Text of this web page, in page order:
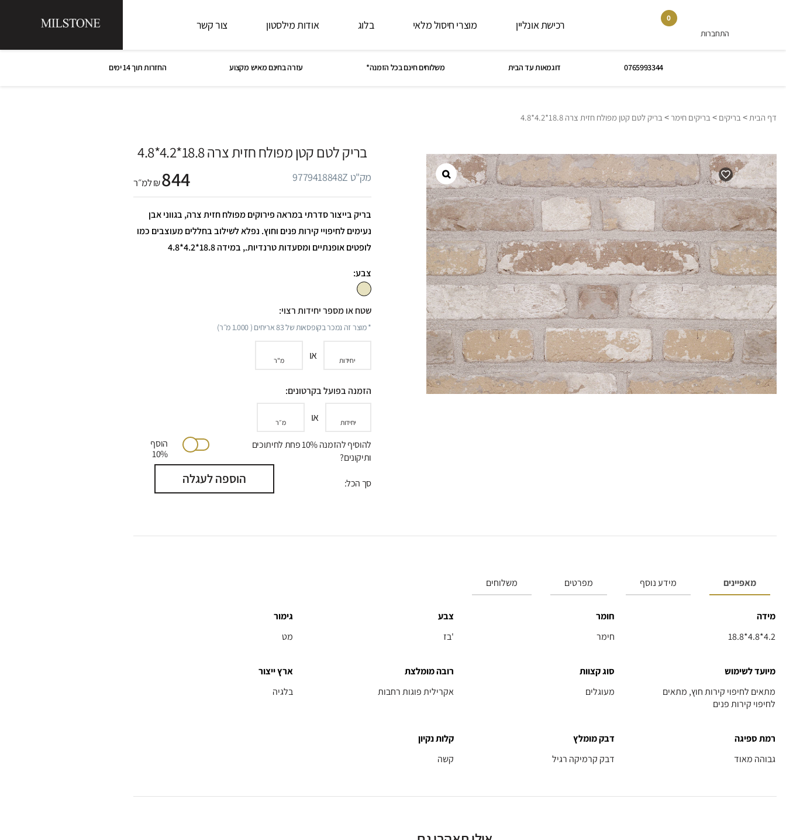
התחברות
0
רכישת אונליין מוצרי חיסול מלאי בלוג אודות מילסטון צור קשר
0765993344 דוגמאות עד הבית משלוחים חינם בכל הזמנה* עזרה בחינם מאיש מקצוע החזרות תוך 14 ימים
דף הבית> בריקים > בריקים חימר> בריק לטם קטן מפולח חזית צרה 18.8*4.2*4.8
בריק לטם קטן מפולח חזית צרה 18.8*4.2*4.8
מק"ט 9779418848Z 844₪ למ״ר
בריק בייצור סדרתי במראה פירוקים מפולח חזית צרה, בגווני אבן
נעימים לחיפויי קירות פנים וחוץ. נפלא לשילוב בחללים מעוצבים כמו
לופטים אופנתיים ומסעדות טרנדיות., במידה 18.8*4.2*4.8
צבע:
שטח או מספר יחידות רצוי:
* מוצר זה נמכר בקופסאות של83אריחים (1.000מ״ר)
יחידות או מ"ר
הזמנה בפועל בקרטונים:
יחידות או מ״ר
להוסיף להזמנה 10% פחת לחיתוכים
ותיקונים?
הוסף
10%
סך הכל: הוספה לעגלה
מאפיינים מידע נוסף מפרטים משלוחים
מידה
18.8*4.8*4.2
חומר
חימר
צבע
בז'
גימור
מט
מיועד לשימוש
מתאים לחיפוי קירות חוץ, מתאים
לחיפוי קירות פנים
סוג קצוות
מעוגלים
רובה מומלצת
אקרילית פוגות רחבות
ארץ ייצור
בלגיה
רמת ספיגה
גבוהה מאוד
דבק מומלץ
דבק קרמיקה רגיל
קלות נקיון
קשה